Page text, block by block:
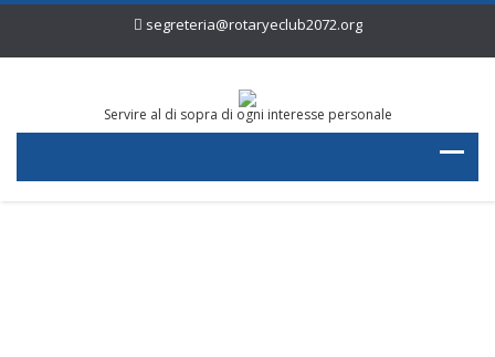
segreteria@rotaryeclub2072.org
Servire al di sopra di ogni interesse personale